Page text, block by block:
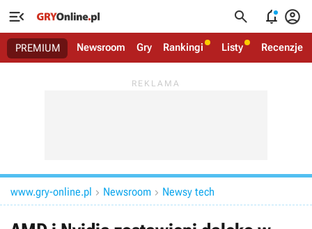
   
PREMIUM Newsroom Gry Rankingi Listy Recenzje
www.gry-online.pl  Newsroom  Newsy tech